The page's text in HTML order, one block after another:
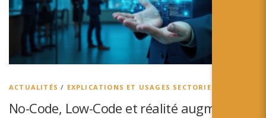
ACTUALITÉS / EXPLICATIONS ET USAGES SECTORIELS
No-Code, Low-Code et réalité augmentée,